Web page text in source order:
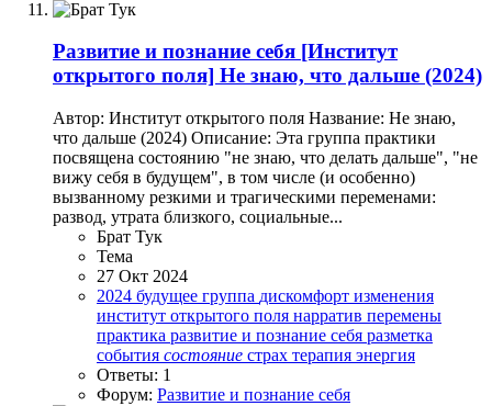
Развитие и познание себя [Институт
открытого поля] Не знаю, что дальше (2024)
Автор: Институт открытого поля Название: Не знаю,
что дальше (2024) Описание: Эта группа практики
посвящена состоянию "не знаю, что делать дальше", "не
вижу себя в будущем", в том числе (и особенно)
вызванному резкими и трагическими переменами:
развод, утрата близкого, социальные...
Брат Тук
Тема
27 Окт 2024
2024 будущее группа дискомфорт изменения
институт открытого поля нарратив перемены
практика развитие и познание себя разметка
события состояние страх терапия энергия
Ответы: 1
Форум: Развитие и познание себя